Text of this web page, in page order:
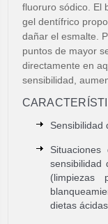
fluoruro sódico. El
gel dentífrico
dañar el esmalte.
puntos de mayor
directamente en
sensibilidad,
Sensibilidad
sensibilidad
(limpiezas
dietas